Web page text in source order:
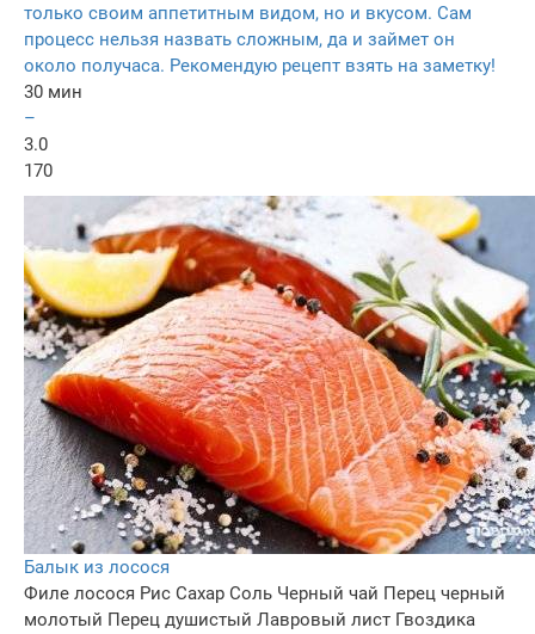
только своим аппетитным видом, но и вкусом. Сам
процесс нельзя назвать сложным, да и займет он
около получаса. Рекомендую рецепт взять на заметку!
30 мин
–
3.0
170
Балык из лосося
Филе лосося Рис Сахар Соль Черный чай Перец черный
молотый Перец душистый Лавровый лист Гвоздика